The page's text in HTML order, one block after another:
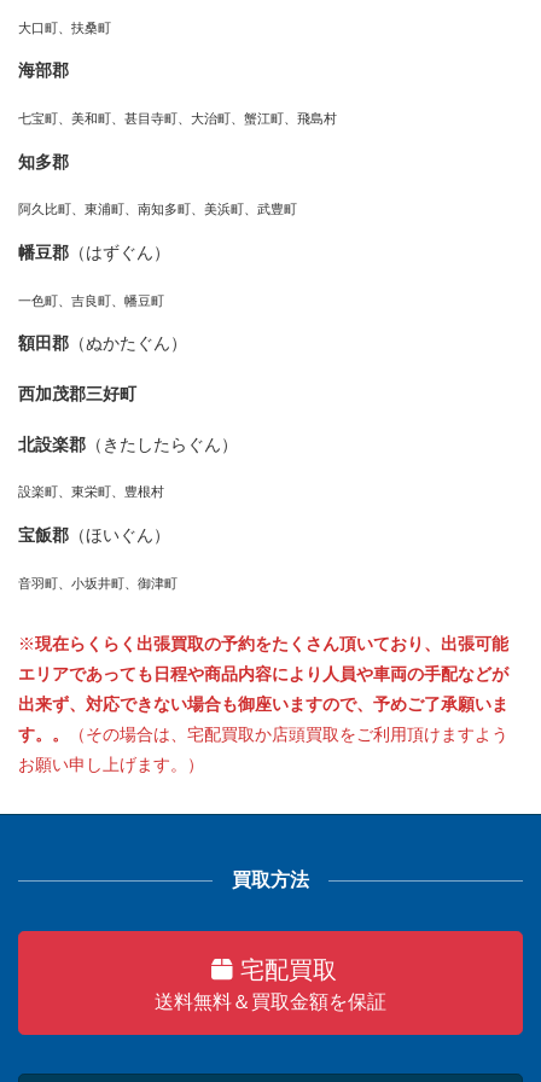
大口町、扶桑町
海部郡
七宝町、美和町、甚目寺町、大治町、蟹江町、飛島村
知多郡
阿久比町、東浦町、南知多町、美浜町、武豊町
幡豆郡 （はずぐん）
一色町、吉良町、幡豆町
額田郡 （ぬかたぐん）
西加茂郡三好町
北設楽郡 （きたしたらぐん）
設楽町、東栄町、豊根村
宝飯郡 （ほいぐん）
音羽町、小坂井町、御津町
※現在らくらく出張買取の予約をたくさん頂いており、出張可能
エリアであっても日程や商品内容により人員や車両の手配などが
出来ず、対応できない場合も御座いますので、予めご了承願いま
す。。
（その場合は、宅配買取か店頭買取をご利用頂けますよう
お願い申し上げます。）
買取方法
宅配買取
送料無料＆買取金額を保証